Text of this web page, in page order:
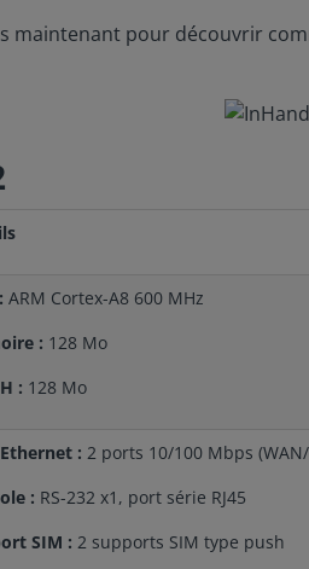
maintenant pour découvrir
ARM Cortex-A8 600 MHz
: 128 Mo
: 128 Mo
: 2 ports 10/100 Mbps
: RS-232 x1, port série RJ45
SIM : 2 supports SIM type push